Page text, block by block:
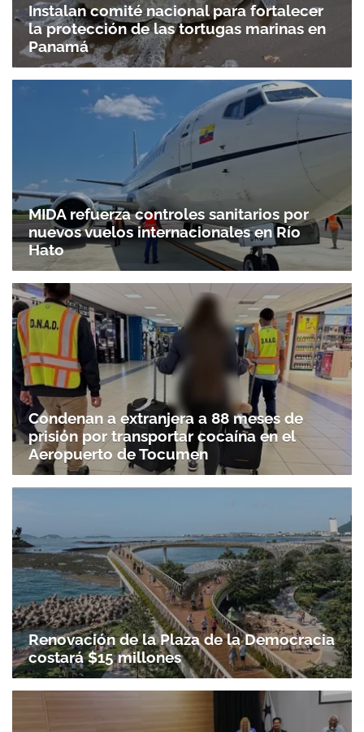
Instalan comité nacional para fortalecer
la protección de las tortugas marinas en
Panamá
MIDA refuerza controles sanitarios por
nuevos vuelos internacionales en Río
Hato
Condenan a extranjera a 88 meses de
prisión por transportar cocaína en el
Aeropuerto de Tocumen
Renovación de la Plaza de la Democracia
costará $15 millones